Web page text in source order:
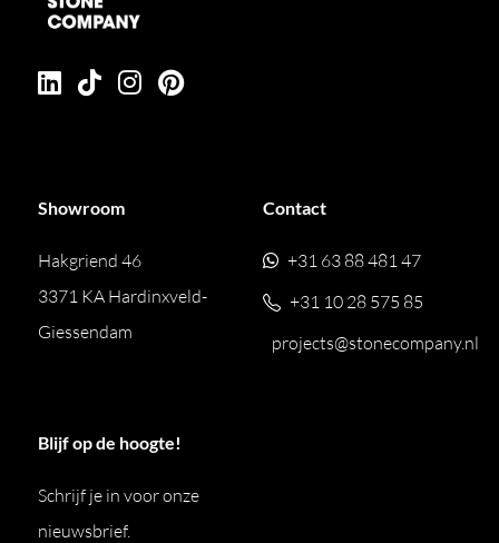
Showroom
Hakgriend 46
3371 KA Hardinxveld-
Giessendam
Contact
+31 63 88 481 47
+31 10 28 575 85
projects@stonecompany.nl
Blijf op de hoogte!
Schrijf je in voor onze
nieuwsbrief.